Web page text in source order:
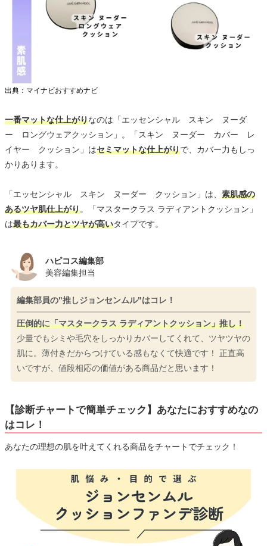
出典：マイナビおすすめナビ
一番マットな仕上がりなのは「エッセンシャル スキン ヌーダ
ー ロングウェアクッション」。「スキン ヌーダー カバー レ
イヤー クッション」はセミマットな仕上がりで、カバー力もしっ
かりあります。
「エッセンシャル スキン ヌーダー クッション」は、 素肌感の
あるツヤ肌仕上がり。「マスタークラス ラディアントクッション」
は最もカバー力とツヤが高いタイプです。
ハピコス編集部
美容編集担当
編集部員の"推しジョンセンムル"はコレ！
圧倒的に「マスタークラス ラディアントクッション」推し！
少量でもシミや毛穴をしっかりカバーしてくれて、ツヤツヤの
肌に。薄付きだからつけている感もなくて快適です！ 正直高
いですが、値段相応の価値がある商品だと思います！
【診断チャートで簡単チェック】あなたにおすすめなの
はコレ！
あなたの理想の肌を叶えてくれる商品をチャートでチェック！